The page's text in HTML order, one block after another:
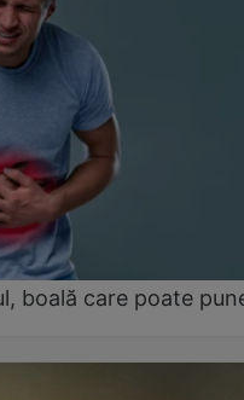
boală care poate